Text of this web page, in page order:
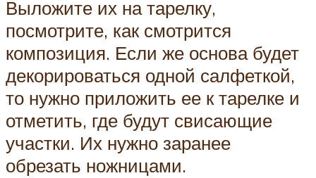
Выложите их на тарелку,
посмотрите, как смотрится
композиция. Если же основа будет
декорироваться одной салфеткой,
то нужно приложить ее к тарелке и
отметить, где будут свисающие
участки. Их нужно заранее
обрезать ножницами.